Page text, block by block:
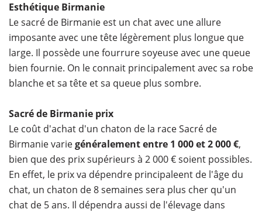
Esthétique Birmanie
Le sacré de Birmanie est un chat avec une allure
imposante avec une tête légèrement plus longue que
large. Il possède une fourrure soyeuse avec une queue
bien fournie. On le connait principalement avec sa robe
blanche et sa tête et sa queue plus sombre.
Sacré de Birmanie prix
Le coût d'achat d'un chaton de la race Sacré de
Birmanie variegénéralement entre 1 000 et 2 000 €,
bien que des prix supérieurs à 2 000 € soient possibles.
En effet, le prix va dépendre principaleent de l'âge du
chat, un chaton de 8 semaines sera plus cher qu'un
chat de 5 ans. Il dépendra aussi de l'élevage dans